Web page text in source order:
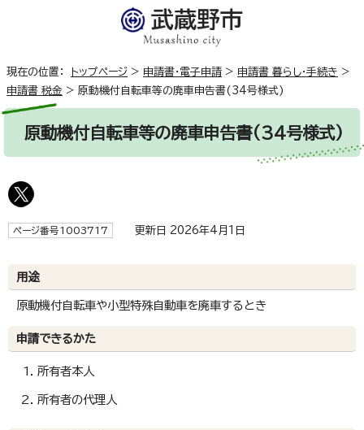
現在の位置： トップページ > 申請書・電子申請 > 申請書 暮らし・手続き >
申請書 税金 > 原動機付自転車等の廃車申告書(34号様式)
原動機付自転車等の廃車申告書(34号様式)
ページ番号1003717 更新日 2026年4月1日
用途
原動機付自転車や小型特殊自動車を廃車するとき
申請できるかた
所有者本人
所有者の代理人